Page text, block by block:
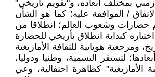
بمختلف أبعاده، و"تقويم تأريخي"
/ الموافقة عليه؛ كما هو الشأن
حضارات وشعوب العالم؛ انطلاقا من
كبداية انطلاق تأريخي للحضارة
ومرجعية هوياتية للثقافة الأمازيغية
لتستقر التسمية، وطنيا ودوليا،
كظاهرة احتفالية، وعي